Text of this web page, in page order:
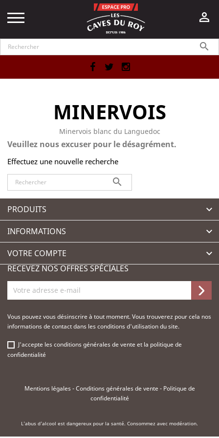


Facebook
MINERVOIS
Minervois blanc du Languedoc
Veuillez nous excuser pour le désagrément.
Effectuez une nouvelle recherche

PRODUITS 
INFORMATIONS 
VOTRE COMPTE 
RECEVEZ NOS OFFRES SPÉCIALES
Vous pouvez vous désinscrire à tout moment. Vous trouverez pour cela nos
informations de contact dans les conditions d'utilisation du site.
J'accepte lesconditions générales de vente et la politique de
confidentialité
Mentions légales-Conditions générales de vente - Politique de
confidentialité
L'abus d'alcool est dangereux pour la santé. Consommez avec modération.